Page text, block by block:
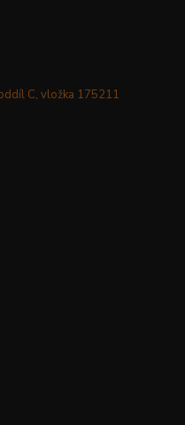
C, vložka 175211